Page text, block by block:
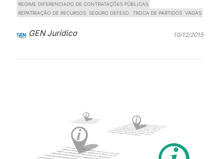
REGIME DIFERENCIADO DE CONTRATAÇÕES PÚBLICAS
REPATRIAÇÃO DE RECURSOS SEGURO DEFESO TROCA DE PARTIDOS VAGAS
GEN Jurídico 10/12/2015